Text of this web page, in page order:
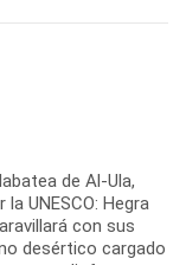
de Al-Ula,
UNESCO: Hegra
con sus
desértico cargado